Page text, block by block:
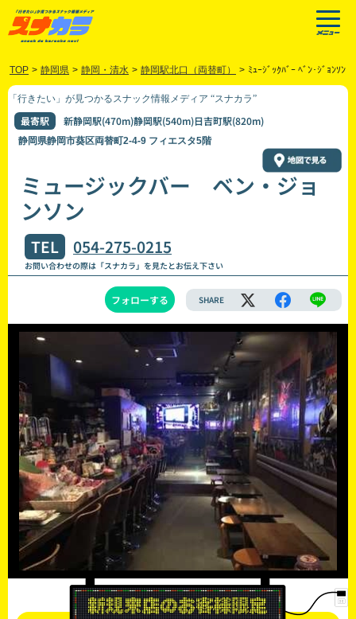
TOP > 静岡県 > 静岡・清水 > 静岡駅北口（両替町） > ﾐｭｰｼﾞｯｸﾊﾞｰ ﾍﾞﾝ･ｼﾞｮﾝｿﾝ
「行きたい」が見つかるスナック情報メディア “スナカラ”
最寄駅 新静岡駅(470m)静岡駅(540m)日吉町駅(820m)
静岡県静岡市葵区両替町2-4-9 フィエスタ5階
ミュージックバー ベン・ジョ
ンソン
TEL 054-275-0215
お問い合わせの際は「スナカラ」を見たとお伝え下さい
フォローする SHARE